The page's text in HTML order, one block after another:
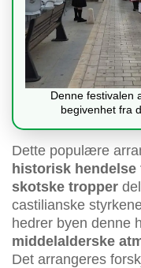
Denne festivalen
begivenhet fra
Dette populære
historisk hendelse
skotske tropper
castilianske
hedrer byen denne
middelalderske
Det arrangeres